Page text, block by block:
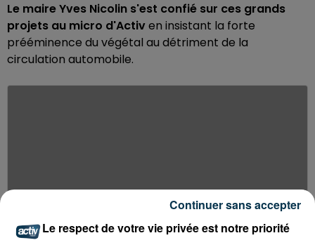
Le maire Yves Nicolin s'est confié sur ces grands
projets au micro d'Activen insistant la forte
prééminence du végétal au détriment de la
circulation automobile.
Le respect de votre vie privée est notre priorité
Continuer sans accepter